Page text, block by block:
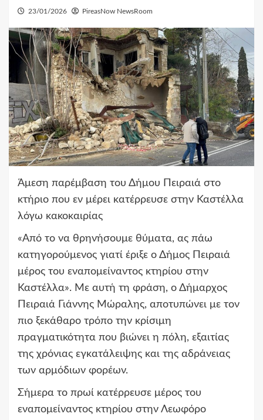
23/01/2026 PireasNow NewsRoom
Άμεση παρέμβαση του Δήμου Πειραιά στο
κτήριο που εν μέρει κατέρρευσε στην Καστέλλα
λόγω κακοκαιρίας
«Από το να θρηνήσουμε θύματα, ας πάω
κατηγορούμενος γιατί έριξε ο Δήμος Πειραιά
μέρος του εναπομείναντος κτηρίου στην
Καστέλλα». Με αυτή τη φράση, ο Δήμαρχος
Πειραιά Γιάννης Μώραλης, αποτυπώνει με τον
πιο ξεκάθαρο τρόπο την κρίσιμη
πραγματικότητα που βιώνει η πόλη, εξαιτίας
της χρόνιας εγκατάλειψης και της αδράνειας
των αρμόδιων φορέων.
Σήμερα το πρωί κατέρρευσε μέρος του
εναπομείναντος κτηρίου στην Λεωφόρο